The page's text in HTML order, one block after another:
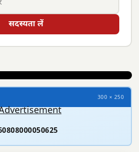
सदस्यता लें
300 × 250